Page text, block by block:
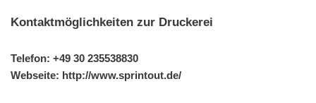
Kontaktmöglichkeiten zur Druckerei
Telefon: +49 30 235538830
Webseite: http://www.sprintout.de/